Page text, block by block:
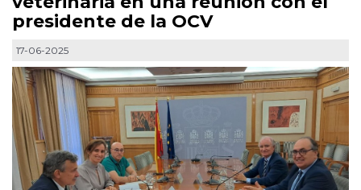
presidente de la OCV
17-06-2025